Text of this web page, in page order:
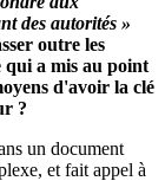
des autorités »
outre les
a mis au point
d'avoir la clé
?
un document
et fait appel à